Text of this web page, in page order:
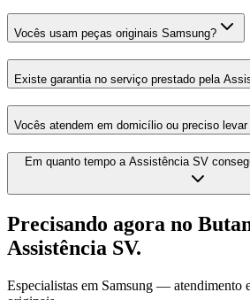
Vocês usam peças originais Samsung?
Existe garantia no serviço prestado pela
Vocês atendem em domicílio ou preciso
Em quanto tempo a Assistência SV
Precisando agora no
Assistência SV.
Especialistas em Samsung — atendimento